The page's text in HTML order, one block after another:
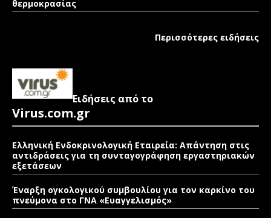
θερμοκρασίας
Περισσότερες ειδήσεις
Ειδήσεις από το
Virus.com.gr
Ελληνική Ενδοκρινολογική Εταιρεία: Απάντηση στις
αντιδράσεις για τη συνταγογράφηση εργαστηριακών
εξετάσεων
Έναρξη ογκολογικού συμβουλίου για τον καρκίνο του
πνεύμονα στο ΓΝΑ «Ευαγγελισμός»